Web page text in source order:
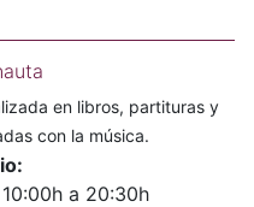
en libros, partituras y
con la música.
a 20:30h